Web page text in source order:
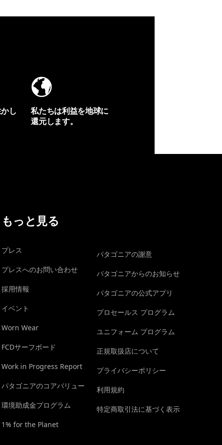
し
私たちは利益を地球に
還元します。
もっと見る
プレス
プレスへのお問い合わせ
採用情報
イベント
Worn Wear
FCDサーフボード
Work in Progress Report
パタゴニアのコアバリュー
環境助成金プログラム
1% for the Planet
パタゴニアの謝意
パタゴニアからのお知らせ
パタゴニアの公式アプリ
プロセールス プログラム
ユニフォーム プログラム
正規取扱店について
プライバシーポリシー
利用規約
特定商取引法に基づく表示